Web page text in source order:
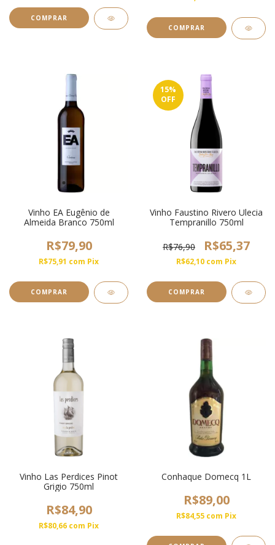
Vinho EA Eugênio de
Almeida Branco 750ml
R$79,90
R$75,91 com Pix
COMPRAR
15%
OFF
Vinho Faustino Rivero Ulecia
Tempranillo 750ml
R$76,90 R$65,37
R$62,10 com Pix
Vinho Las Perdices Pinot
Grigio 750ml
R$84,90
R$80,66 com Pix
Conhaque Domecq 1L
R$89,00
R$84,55 com Pix